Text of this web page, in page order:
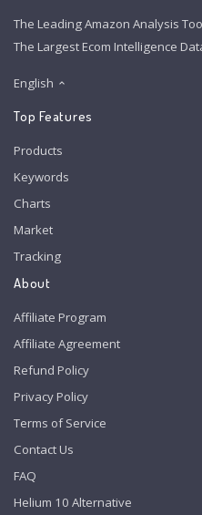
The Leading Amazon Analysis
The Largest Ecom Intelligence
English
Top Features
Products
Keywords
Charts
Market
Tracking
About
Affiliate Program
Affiliate Agreement
Refund Policy
Privacy Policy
Terms of Service
Contact Us
FAQ
Helium 10 Alternative